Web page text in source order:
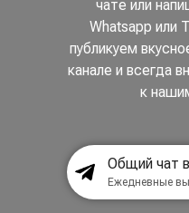
чате или
Whatsapp или
публикуем
канале и всегда
к
Общий чат
Ежедневные